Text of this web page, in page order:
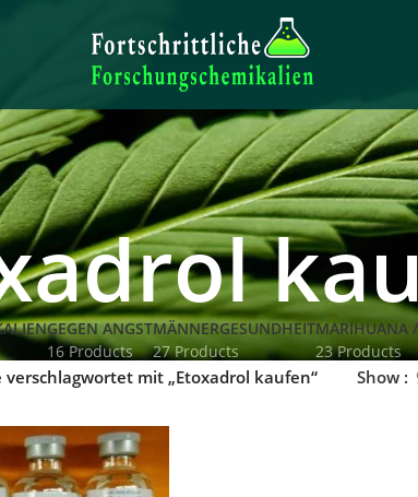
GEGEN ANGST
16 Products
MÄNNERGESUNDHEIT
27 Products
MARIHUANA
23 Products
verschlagwortet mit „Etoxadrol kaufen“ Show